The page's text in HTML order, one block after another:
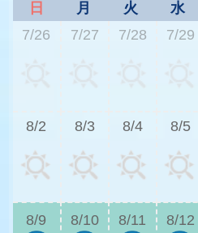
日 月 火 水
7/26
7/27 7/28 7/29
8/2 8/3 8/4 8/5
8/9 8/10 8/11 8/12